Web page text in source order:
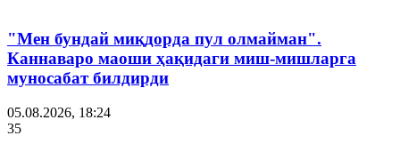
"Мен бундай миқдорда пул олмайман".
Каннаваро маоши ҳақидаги миш-мишларга
муносабат билдирди
05.08.2026, 18:24
35